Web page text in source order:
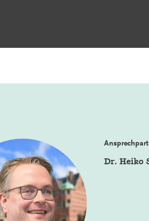
Dr. Heiko